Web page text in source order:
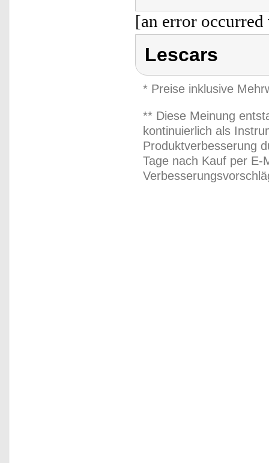
[an error
Lescars
* Preise inklusive
** Diese Meinung
kontinuierlich als
Produktverbesserung
Tage nach Kauf per E-